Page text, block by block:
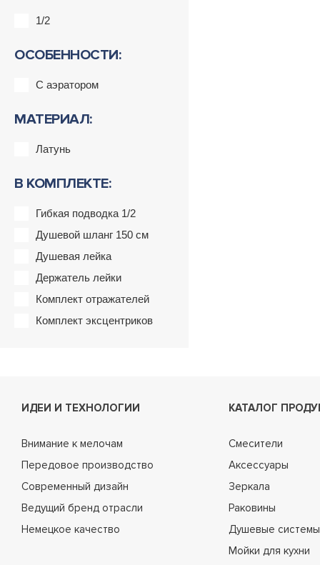
1/2
ОСОБЕННОСТИ:
С аэратором
МАТЕРИАЛ:
Латунь
В КОМПЛЕКТЕ:
Гибкая подводка 1/2
Душевой шланг 150 см
Душевая лейка
Держатель лейки
Комплект отражателей
Комплект эксцентриков
ИДЕИ И ТЕХНОЛОГИИ
Внимание к мелочам
Передовое производство
Современный дизайн
Ведущий бренд отрасли
Немецкое качество
КАТАЛОГ
Смесители
Аксессуары
Зеркала
Раковины
Душевые системы
Мойки для кухни